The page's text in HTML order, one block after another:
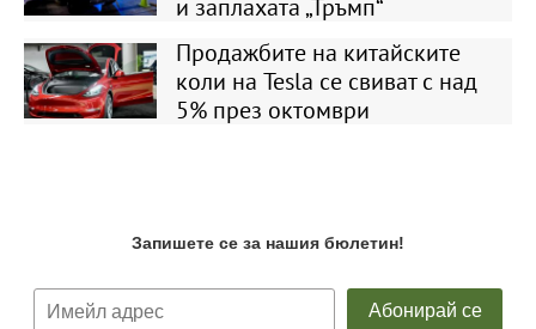
и заплахата „Тръмп“
Продажбите на китайските
коли на Tesla се свиват с над
5% през октомври